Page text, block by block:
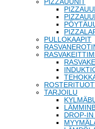
PIZZAUUNIT
PULLOKAAPIT
TARJOILU
DROP-